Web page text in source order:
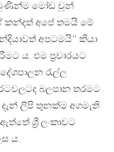
මෝඩ චූන්
කන්දත් අපේ තමයි මේ
අපටමයි’’ කියා
ය. එම ප්‍රචාරයට
රැල්ල
බලපාන තරමට
ලිපි තුනක්ම අගමැති
ශ්‍රී ලංකාවට
ය.